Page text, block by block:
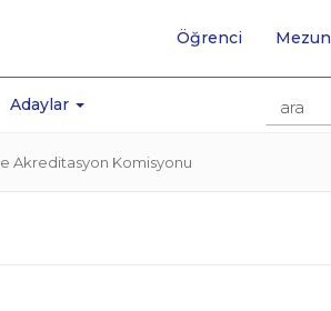
Adaylar
Öğrenci Mezun
Akreditasyon Komisyonu